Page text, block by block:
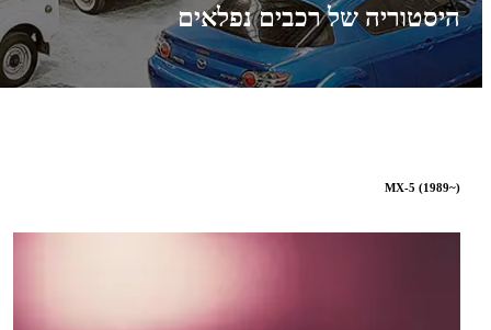
היסטוריה של רכבים נפלאים
MX-5 (1989~)